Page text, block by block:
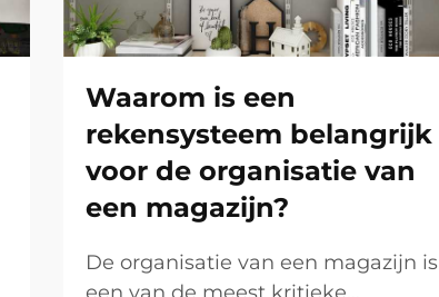
Waarom is een
rekensysteem belangrijk
voor de organisatie van
een magazijn?
De organisatie van een magazijn is
een van de meest kritieke